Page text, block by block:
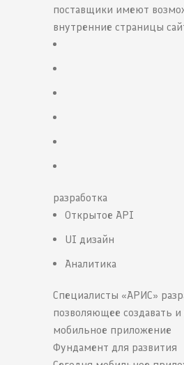
поставщики имеют
внутренние страницы
разработка
Открытое API
UI дизайн
Аналитика
Специалисты «АРИС»
позволяющее создавать
мобильное приложение
Фундамент для развития